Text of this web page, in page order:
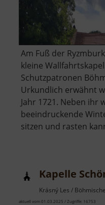
Am Fuß der
kleine
Schutzpatronen
Urkundlich erwähnt
Jahr 1721. Neben ihr
beeindruckende
sitzen und rasten
Kapelle
Krásný Les /
aktuell vom 01.03.2025 / Zugriffe: 16753